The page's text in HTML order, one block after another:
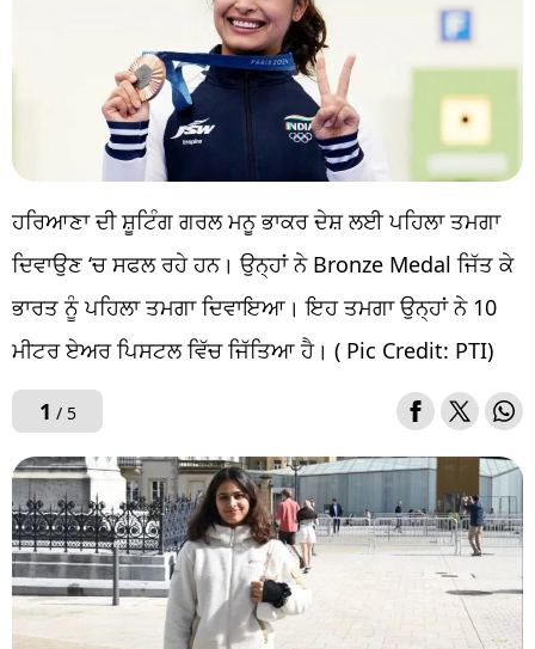
ਹਰਿਆਣਾ ਦੀ ਸ਼ੂਟਿੰਗ ਗਰਲ ਮਨੂ ਭਾਕਰ ਦੇਸ਼ ਲਈ ਪਹਿਲਾ ਤਮਗਾ
ਦਿਵਾਉਣ ‘ਚ ਸਫਲ ਰਹੇ ਹਨ। ਉਨ੍ਹਾਂ ਨੇ Bronze Medal ਜਿੱਤ ਕੇ
ਭਾਰਤ ਨੂੰ ਪਹਿਲਾ ਤਮਗਾ ਦਿਵਾਇਆ। ਇਹ ਤਮਗਾ ਉਨ੍ਹਾਂ ਨੇ 10
ਮੀਟਰ ਏਅਰ ਪਿਸਟਲ ਵਿੱਚ ਜਿੱਤਿਆ ਹੈ। ( Pic Credit: PTI)
1 / 5